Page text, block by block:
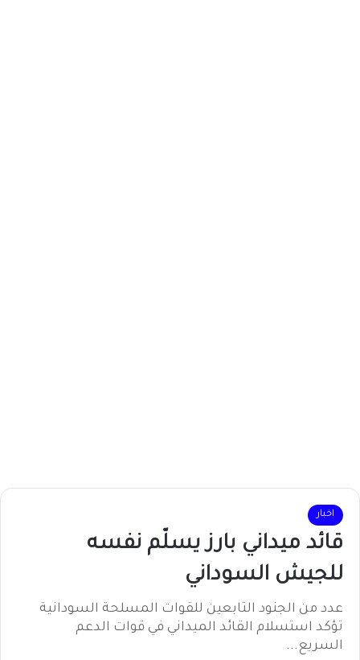
اخبار
قائد ميداني بارز يسلّم نفسه
للجيش السوداني
عدد من الجنود التابعين للقوات المسلحة السودانية
تؤكد استسلام القائد الميداني في قوات الدعم
السريع...